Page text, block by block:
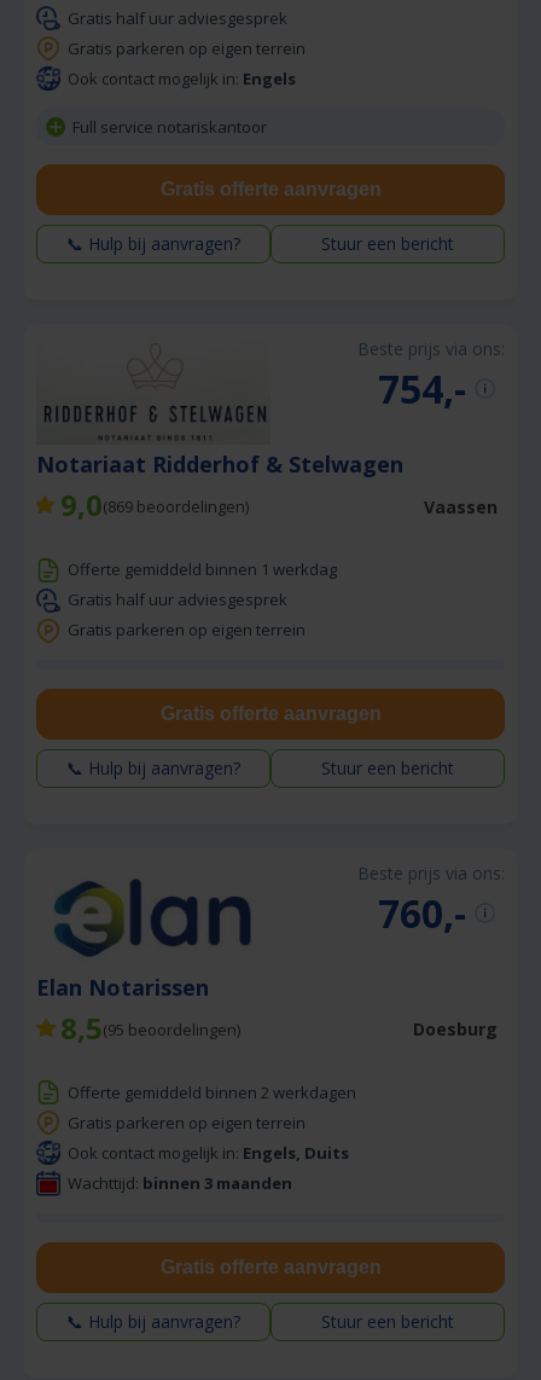
Gratis half uur adviesgesprek
Gratis parkeren op eigen terrein
Ook contact mogelijk in: Engels
Full service notariskantoor
Gratis offerte aanvragen
📞 Hulp bij aanvragen? Stuur een bericht
Beste prijs via ons:
754,-
Notariaat Ridderhof & Stelwagen
9,0(869 beoordelingen) Vaassen
Offerte gemiddeld binnen 1 werkdag
Gratis half uur adviesgesprek
Gratis parkeren op eigen terrein
Gratis offerte aanvragen
📞 Hulp bij aanvragen? Stuur een bericht
Beste prijs via ons:
760,-
Elan Notarissen
8,5(95 beoordelingen) Doesburg
Offerte gemiddeld binnen 2 werkdagen
Gratis parkeren op eigen terrein
Ook contact mogelijk in: Engels, Duits
Wachttijd: binnen 3 maanden
Gratis offerte aanvragen
📞 Hulp bij aanvragen? Stuur een bericht